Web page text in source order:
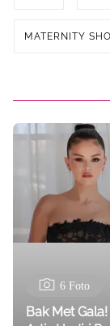
MATERNITY
6 Foto
Bak Met